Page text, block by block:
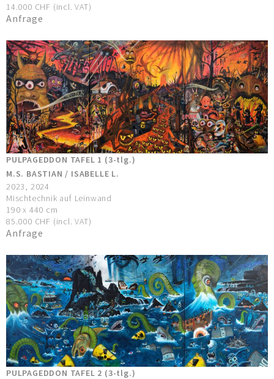
14.000 CHF (incl. VAT)
Anfrage
PULPAGEDDON TAFEL 1 (3-tlg.)
M.S. BASTIAN / ISABELLE L.
2023, 2024
Mischtechnik auf Leinwand
190 x 440 cm
85.000 CHF (incl. VAT)
Anfrage
PULPAGEDDON TAFEL 2 (3-tlg.)